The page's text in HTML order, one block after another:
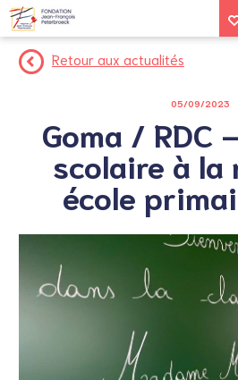
Retour aux actualités
05/09/2023
Goma / RDC
scolaire à la
école